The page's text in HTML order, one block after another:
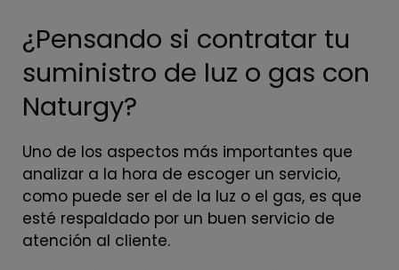
¿Pensando si contratar tu
suministro de luz o gas con
Naturgy?
Uno de los aspectos más importantes que
analizar a la hora de escoger un servicio,
como puede ser el de la luz o el gas, es que
esté respaldado por un buen servicio de
atención al cliente.